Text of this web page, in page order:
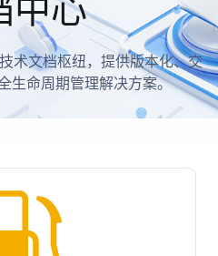
中心
术文档枢纽，提供版本化、交
生命周期管理解决方案。